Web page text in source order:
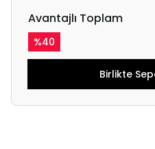
Avantajlı Toplam
%40
Birlikte